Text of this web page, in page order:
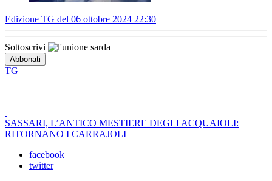
Edizione TG del 06 ottobre 2024 22:30
Sottoscrivi
TG
SASSARI, L’ANTICO MESTIERE DEGLI ACQUAIOLI:
RITORNANO I CARRAJOLI
facebook
twitter